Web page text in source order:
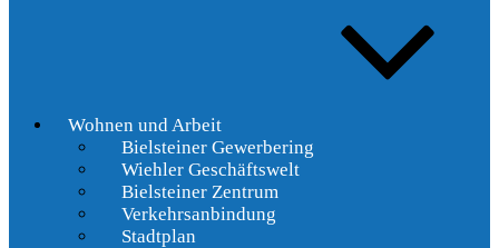
Wohnen und Arbeit
Bielsteiner Gewerbering
Wiehler Geschäftswelt
Bielsteiner Zentrum
Verkehrsanbindung
Stadtplan